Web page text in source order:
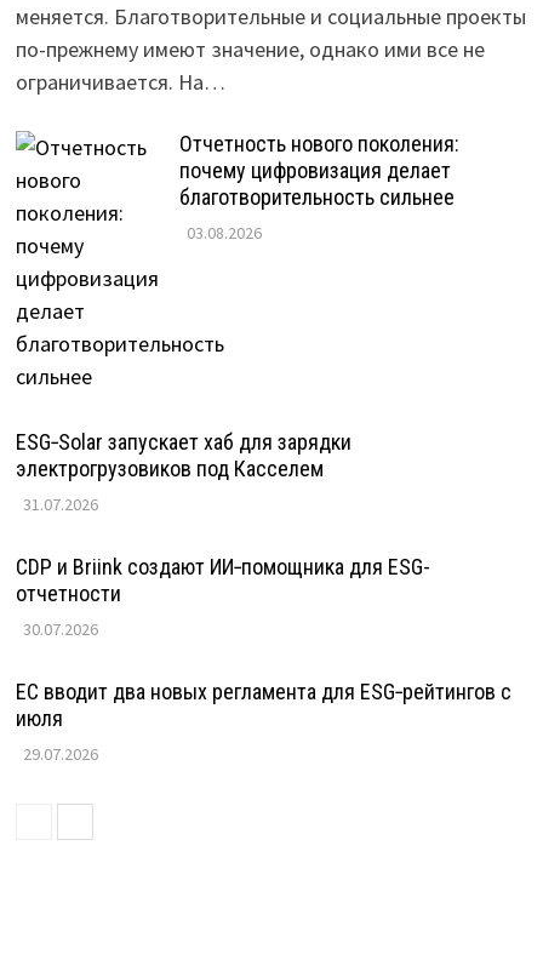
меняется. Благотворительные и социальные проекты
по-прежнему имеют значение, однако ими все не
ограничивается. На…
Отчетность нового поколения:
почему цифровизация делает
благотворительность сильнее
03.08.2026
ESG‑Solar запускает хаб для зарядки
электрогрузовиков под Касселем
31.07.2026
CDP и Briink создают ИИ‑помощника для ESG-
отчетности
30.07.2026
ЕС вводит два новых регламента для ESG‑рейтингов с
июля
29.07.2026